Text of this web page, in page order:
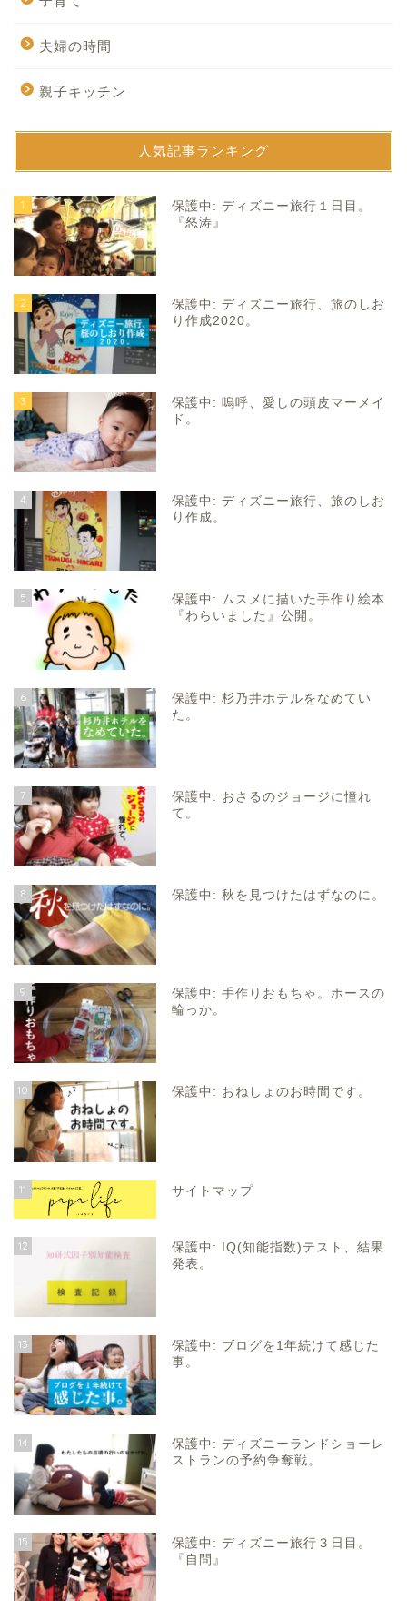
夫婦の時間
親子キッチン
人気記事ランキング
1
保護中: ディズニー旅行１日目。
『怒涛』
2
保護中: ディズニー旅行、旅のしお
り作成2020。
3
保護中: 嗚呼、愛しの頭皮マーメイ
ド。
4
保護中: ディズニー旅行、旅のしお
り作成。
5
保護中: ムスメに描いた手作り絵本
『わらいました』公開。
6
保護中: 杉乃井ホテルをなめてい
た。
7
保護中: おさるのジョージに憧れ
て。
8 保護中: 秋を見つけたはずなのに。
9
保護中: 手作りおもちゃ。ホースの
輪っか。
10 保護中: おねしょのお時間です。
11 サイトマップ
12
保護中: IQ(知能指数)テスト、結果
発表。
13
保護中: ブログを1年続けて感じた
事。
14
保護中: ディズニーランドショーレ
ストランの予約争奪戦。
15
保護中: ディズニー旅行３日目。
『自問』